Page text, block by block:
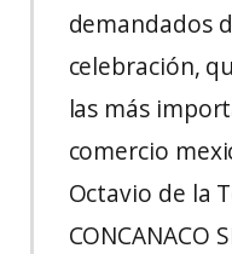
demandados
celebración,
las más
comercio
Octavio de la
CONCANACO